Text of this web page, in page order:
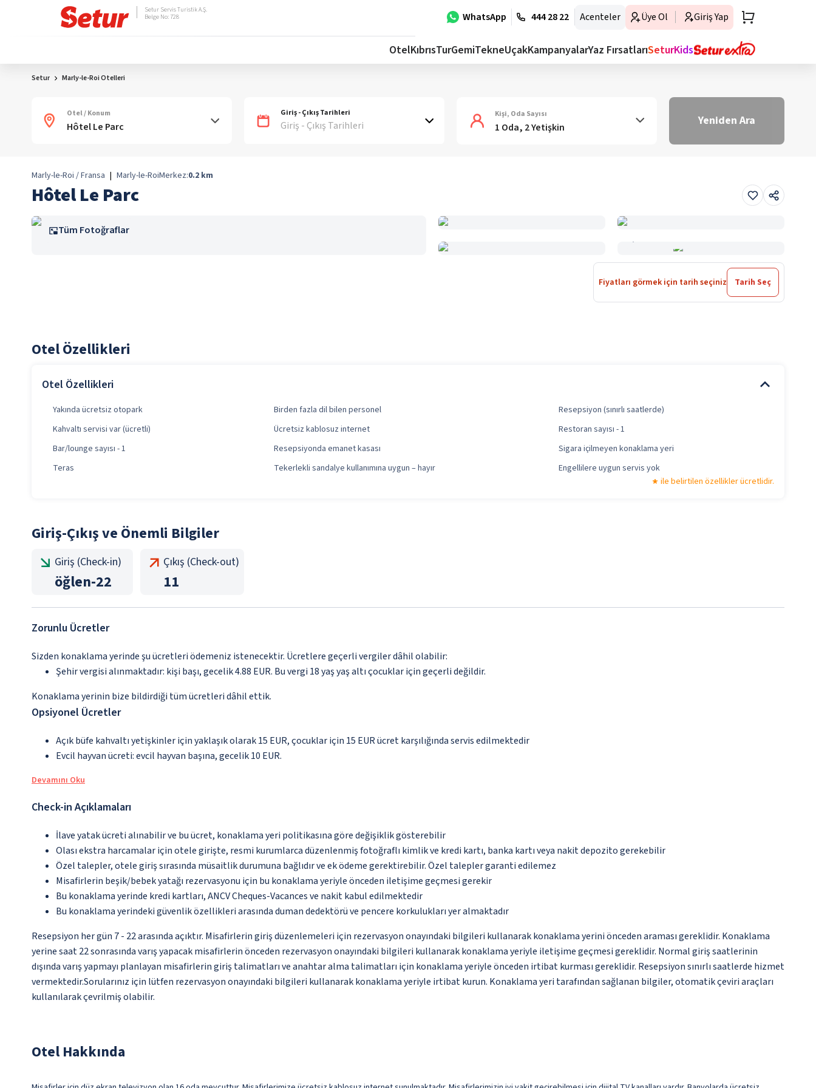
WhatsApp 444 28 22 Acenteler Üye Ol Giriş Yap
Setur Servis Turistik A.Ş.
Belge No: 728
OtelKıbrısTurGemiTekneUçakKampanyalarYaz FırsatlarıSeturKids
Setur Marly-le-Roi Otelleri
Otel / Konum Giriş - Çıkış Tarihleri
Giriş - Çıkış Tarihleri
Kişi, Oda Sayısı
1 Oda, 2 Yetişkin Yeniden Ara
Marly-le-Roi / Fransa | Marly-le-RoiMerkez:0.2 km
Hôtel Le Parc
Tüm Fotoğraflar
Fiyatları görmek için tarih seçiniz Tarih Seç
Otel Özellikleri
Otel Özellikleri
Yakında ücretsiz otopark Birden fazla dil bilen personel
Resepsiyon (sınırlı saatlerde)
Kahvaltı servisi var (ücretli)
Ücretsiz kablosuz internet
Restoran sayısı - 1
Bar/lounge sayısı - 1
Resepsiyonda emanet kasası
Sigara içilmeyen konaklama yeri
Teras
Tekerlekli sandalye kullanımına uygun – hayır
Engellilere uygun servis yok
ile belirtilen özellikler ücretlidir.
Giriş-Çıkış ve Önemli Bilgiler
Giriş (Check-in)
öğlen-22
Çıkış (Check-out)
11
Zorunlu Ücretler
Sizden konaklama yerinde şu ücretleri ödemeniz istenecektir. Ücretlere geçerli vergiler dâhil olabilir:
Şehir vergisi alınmaktadır: kişi başı, gecelik 4.88 EUR. Bu vergi 18 yaş yaş altı çocuklar için geçerli değildir.
Konaklama yerinin bize bildirdiği tüm ücretleri dâhil ettik.
Opsiyonel Ücretler
Açık büfe kahvaltı yetişkinler için yaklaşık olarak 15 EUR, çocuklar için 15 EUR ücret karşılığında servis edilmektedir
Evcil hayvan ücreti: evcil hayvan başına, gecelik 10 EUR.
Devamını Oku
Check-in Açıklamaları
İlave yatak ücreti alınabilir ve bu ücret, konaklama yeri politikasına göre değişiklik gösterebilir
Olası ekstra harcamalar için otele girişte, resmi kurumlarca düzenlenmiş fotoğraflı kimlik ve kredi kartı, banka kartı veya nakit depozito gerekebilir
Özel talepler, otele giriş sırasında müsaitlik durumuna bağlıdır ve ek ödeme gerektirebilir. Özel talepler garanti edilemez
Misafirlerin beşik/bebek yatağı rezervasyonu için bu konaklama yeriyle önceden iletişime geçmesi gerekir
Bu konaklama yerinde kredi kartları, ANCV Cheques-Vacances ve nakit kabul edilmektedir
Bu konaklama yerindeki güvenlik özellikleri arasında duman dedektörü ve pencere korkulukları yer almaktadır
Resepsiyon her gün 7 - 22 arasında açıktır. Misafirlerin giriş düzenlemeleri için rezervasyon onayındaki bilgileri kullanarak konaklama yerini önceden araması gereklidir. Konaklama
yerine saat 22 sonrasında varış yapacak misafirlerin önceden rezervasyon onayındaki bilgileri kullanarak konaklama yeriyle iletişime geçmesi gereklidir. Normal giriş saatlerinin
dışında varış yapmayı planlayan misafirlerin giriş talimatları ve anahtar alma talimatları için konaklama yeriyle önceden irtibat kurması gereklidir. Resepsiyon sınırlı saatlerde hizmet
vermektedir.Sorularınız için lütfen rezervasyon onayındaki bilgileri kullanarak konaklama yeriyle irtibat kurun. Konaklama yeri tarafından sağlanan bilgiler, otomatik çeviri araçları
kullanılarak çevrilmiş olabilir.
Otel Hakkında